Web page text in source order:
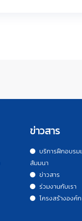
ข่าวสาร
บริการฝึกอบรม
สัมมนา
ข่าวสาร
ร่วมงานกับเรา
โครงสร้างองค์